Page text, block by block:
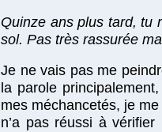
Quinze ans plus tard, tu
sol. Pas très rassurée
Je ne vais pas me
la parole
mes méchancetés, je
n’a pas réussi à